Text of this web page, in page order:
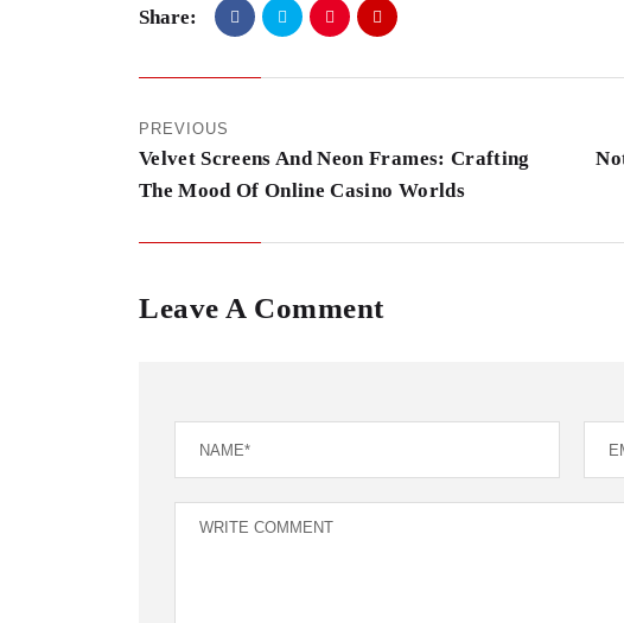
Share:
PREVIOUS
Velvet Screens And Neon Frames: Crafting
The Mood Of Online Casino Worlds
Leave A Comment